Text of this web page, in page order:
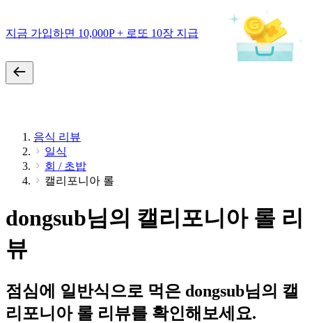
지금 가입하면 10,000P + 로또 10장 지급
음식 리뷰
일식
회 / 초밥
캘리포니아 롤
dongsub님의 캘리포니아 롤 리
뷰
점심에 일반식으로 먹은 dongsub님의 캘
리포니아 롤 리뷰를 확인해보세요.